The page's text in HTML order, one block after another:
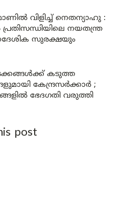
വിളിച്ച് നെതന്യാഹു :
പ്രതിസന്ധിയിലെ നയതന്ത്ര
സുരക്ഷയും
കടുത്ത
കേന്ദ്രസർക്കാർ ;
ഭേദഗതി വരുത്തി
post